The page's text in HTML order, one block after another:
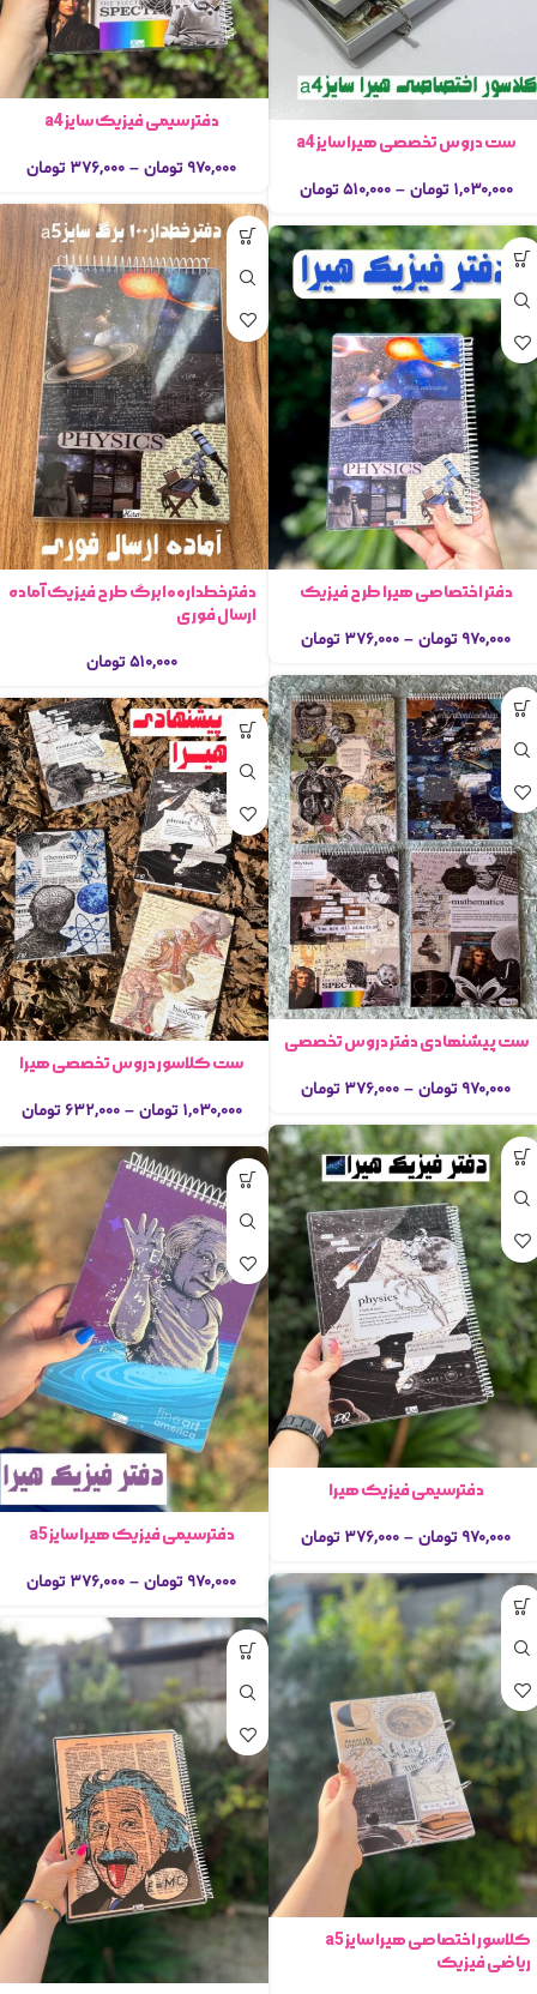
ست دروس تخصصی هیرا سایز a4
۱,۰۳۰,۰۰۰ تومان – ۵۱۰,۰۰۰ تومان
دفتر سیمی فیزیک سایز a4
۹۷۰,۰۰۰ تومان – ۳۷۶,۰۰۰ تومان
دفترخطدار۱۰۰برگ طرح فیزیک آماده
ارسال فوری
۵۱۰,۰۰۰ تومان
دفتر اختصاصی هیرا طرح فیزیک
۹۷۰,۰۰۰ تومان – ۳۷۶,۰۰۰ تومان
ست پیشنهادی دفتر دروس تخصصی
۹۷۰,۰۰۰ تومان – ۳۷۶,۰۰۰ تومان
ست کلاسور دروس تخصصی هیرا
۱,۰۳۰,۰۰۰ تومان – ۶۳۲,۰۰۰ تومان
دفترسیمی فیزیک هیرا
۹۷۰,۰۰۰ تومان – ۳۷۶,۰۰۰ تومان دفترسیمی فیزیک هیرا سایز a5
۹۷۰,۰۰۰ تومان – ۳۷۶,۰۰۰ تومان
کلاسور اختصاصی هیرا سایز a5
ریاضی فیزیک